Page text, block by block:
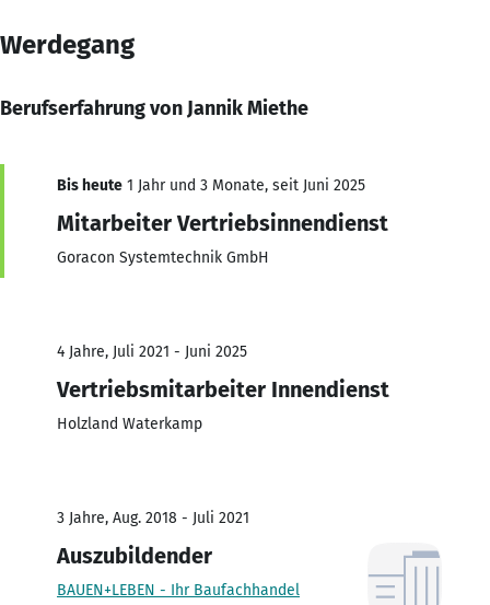
Werdegang
Berufserfahrung von Jannik Miethe
Bis heute 1 Jahr und 3 Monate, seit Juni 2025
Mitarbeiter Vertriebsinnendienst
Goracon Systemtechnik GmbH
4 Jahre, Juli 2021 - Juni 2025
Vertriebsmitarbeiter Innendienst
Holzland Waterkamp
3 Jahre, Aug. 2018 - Juli 2021
Auszubildender
BAUEN+LEBEN - Ihr Baufachhandel